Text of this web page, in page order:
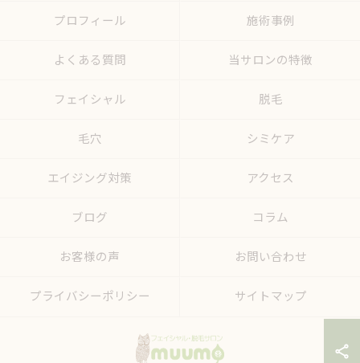
プロフィール 施術事例
よくある質問 当サロンの特徴
フェイシャル 脱毛
毛穴 シミケア
エイジング対策 アクセス
ブログ コラム
お客様の声 お問い合わせ
プライバシーポリシー サイトマップ